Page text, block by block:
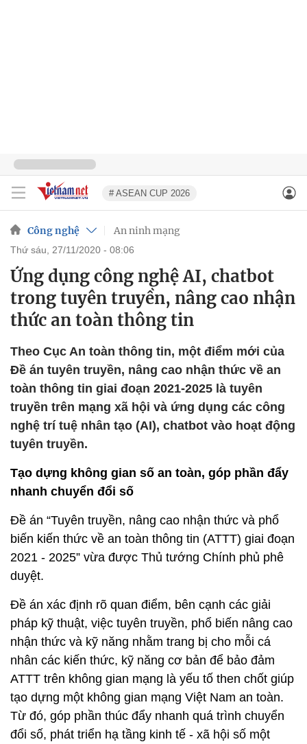
# ASEAN CUP 2026
Công nghệ An ninh mạng
thứ sáu, 27/11/2020 - 08:06
Ứng dụng công nghệ AI, chatbot
trong tuyên truyền, nâng cao nhận
thức an toàn thông tin
Theo Cục An toàn thông tin, một điểm mới của
Đề án tuyên truyền, nâng cao nhận thức về an
toàn thông tin giai đoạn 2021-2025 là tuyên
truyền trên mạng xã hội và ứng dụng các công
nghệ trí tuệ nhân tạo (AI), chatbot vào hoạt động
tuyên truyền.
Tạo dựng không gian số an toàn, góp phần đẩy
nhanh chuyển đổi số
Đề án “Tuyên truyền, nâng cao nhận thức và phổ
biến kiến thức về an toàn thông tin (ATTT) giai đoạn
2021 - 2025” vừa được Thủ tướng Chính phủ phê
duyệt.
Đề án xác định rõ quan điểm, bên cạnh các giải
pháp kỹ thuật, việc tuyên truyền, phổ biến nâng cao
nhận thức và kỹ năng nhằm trang bị cho mỗi cá
nhân các kiến thức, kỹ năng cơ bản để bảo đảm
ATTT trên không gian mạng là yếu tố then chốt giúp
tạo dựng một không gian mạng Việt Nam an toàn.
Từ đó, góp phần thúc đẩy nhanh quá trình chuyển
đổi số, phát triển hạ tầng kinh tế - xã hội số một